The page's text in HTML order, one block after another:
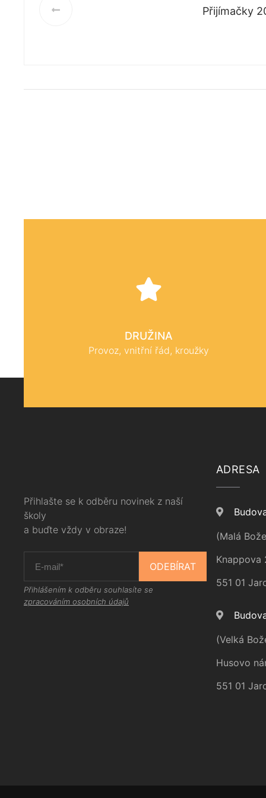
Přijímačky
DRUŽINA
Provoz, vnitřní řád, kroužky
Přihlašte se k odběru novinek z naší
školy
a buďte vždy v obraze!
ODEBÍRAT
Přihlášením k odběru souhlasíte se
zpracováním osobních údajů
ADRESA
(Malá
Knappova
551 01
(Velká
Husovo
551 01